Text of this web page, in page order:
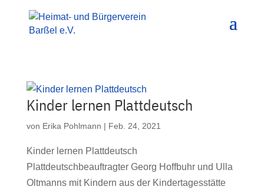
Kinder lernen Plattdeutsch
von Erika Pohlmann | Feb. 24, 2021
Kinder lernen Plattdeutsch
Plattdeutschbeauftragter Georg Hoffbuhr und Ulla
Oltmanns mit Kindern aus der Kindertagesstätte